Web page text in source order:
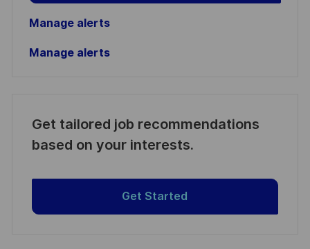
Manage alerts
Manage alerts
Get tailored job recommendations
based on your interests.
Get Started